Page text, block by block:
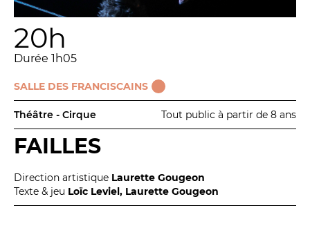
20h
Durée 1h05
SALLE DES FRANCISCAINS
Théâtre - Cirque Tout public à partir de 8 ans
FAILLES
Direction artistique Laurette Gougeon
Texte & jeu Loïc Leviel, Laurette Gougeon